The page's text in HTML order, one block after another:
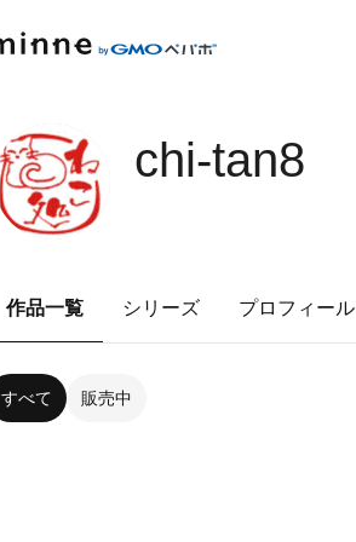
chi-tan8
作品一覧 シリーズ プロフィール
すべて 販売中